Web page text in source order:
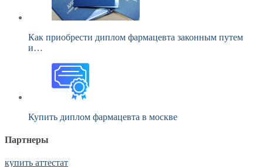
Как приобрести диплом фармацевта законным путем
и…
Купить диплом фармацевта в москве
Партнеры
купить аттестат